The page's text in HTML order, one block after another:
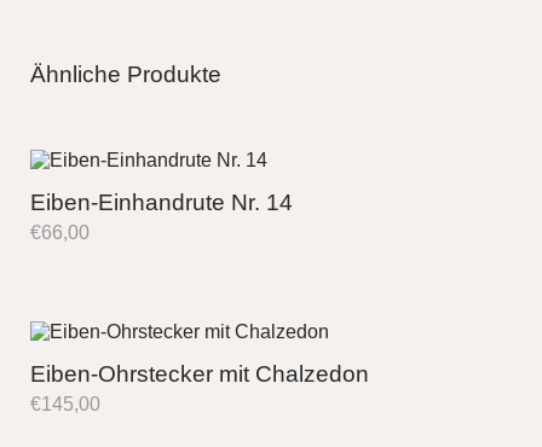
Ähnliche Produkte
Eiben-Einhandrute Nr. 14
€66,00
Eiben-Ohrstecker mit Chalzedon
€145,00